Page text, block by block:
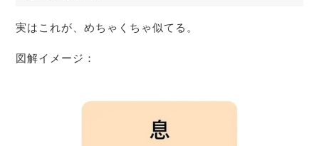
実はこれが、めちゃくちゃ似てる。
図解イメージ：